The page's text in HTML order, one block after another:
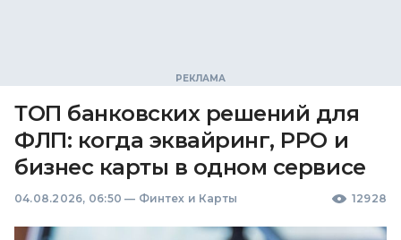
ТОП банковских решений для
ФЛП: когда эквайринг, РРО и
бизнес карты в одном сервисе
04.08.2026, 06:50 — Финтех и Карты 12928